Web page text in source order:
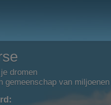
dromen
gemeenschap van